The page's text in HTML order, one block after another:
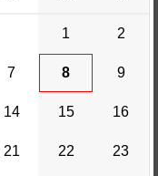
1 2
7 8 9
14 15 16
21 22 23